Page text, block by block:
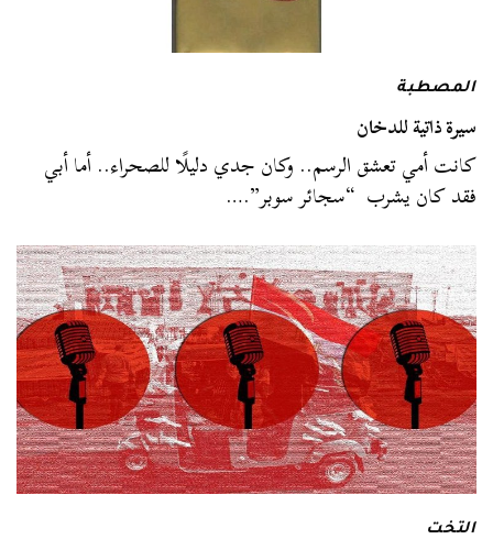
المصطبة
سيرة ذاتية للدخان
كانت أمي تعشق الرسم.. وكان جدي دليلًا للصحراء.. أما أبي
فقد كان يشرب “سجائر سوبر”.…
التخت